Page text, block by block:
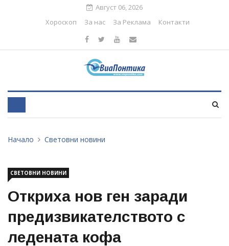
Август 06, 2026
Хороскоп
За нас За Реклама Контакти
Начало Световни новини
СВЕТОВНИ НОВИНИ
Откриха нов ген заради
предизвикателството с
ледената кофа